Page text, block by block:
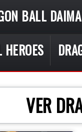
BALL DAIMA
VER